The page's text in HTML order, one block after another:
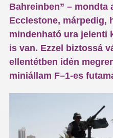
Bahreinben” – mondta
Ecclestone, márpedig,
mindenható ura jelenti
is van. Ezzel biztossá
ellentétben idén
miniállam F–1-es